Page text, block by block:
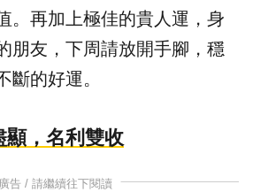
。再加上極佳的貴人運，身
朋友，下周請放開手腳，穩
斷的好運。
顯，名利雙收
廣告 / 請繼續往下閱讀